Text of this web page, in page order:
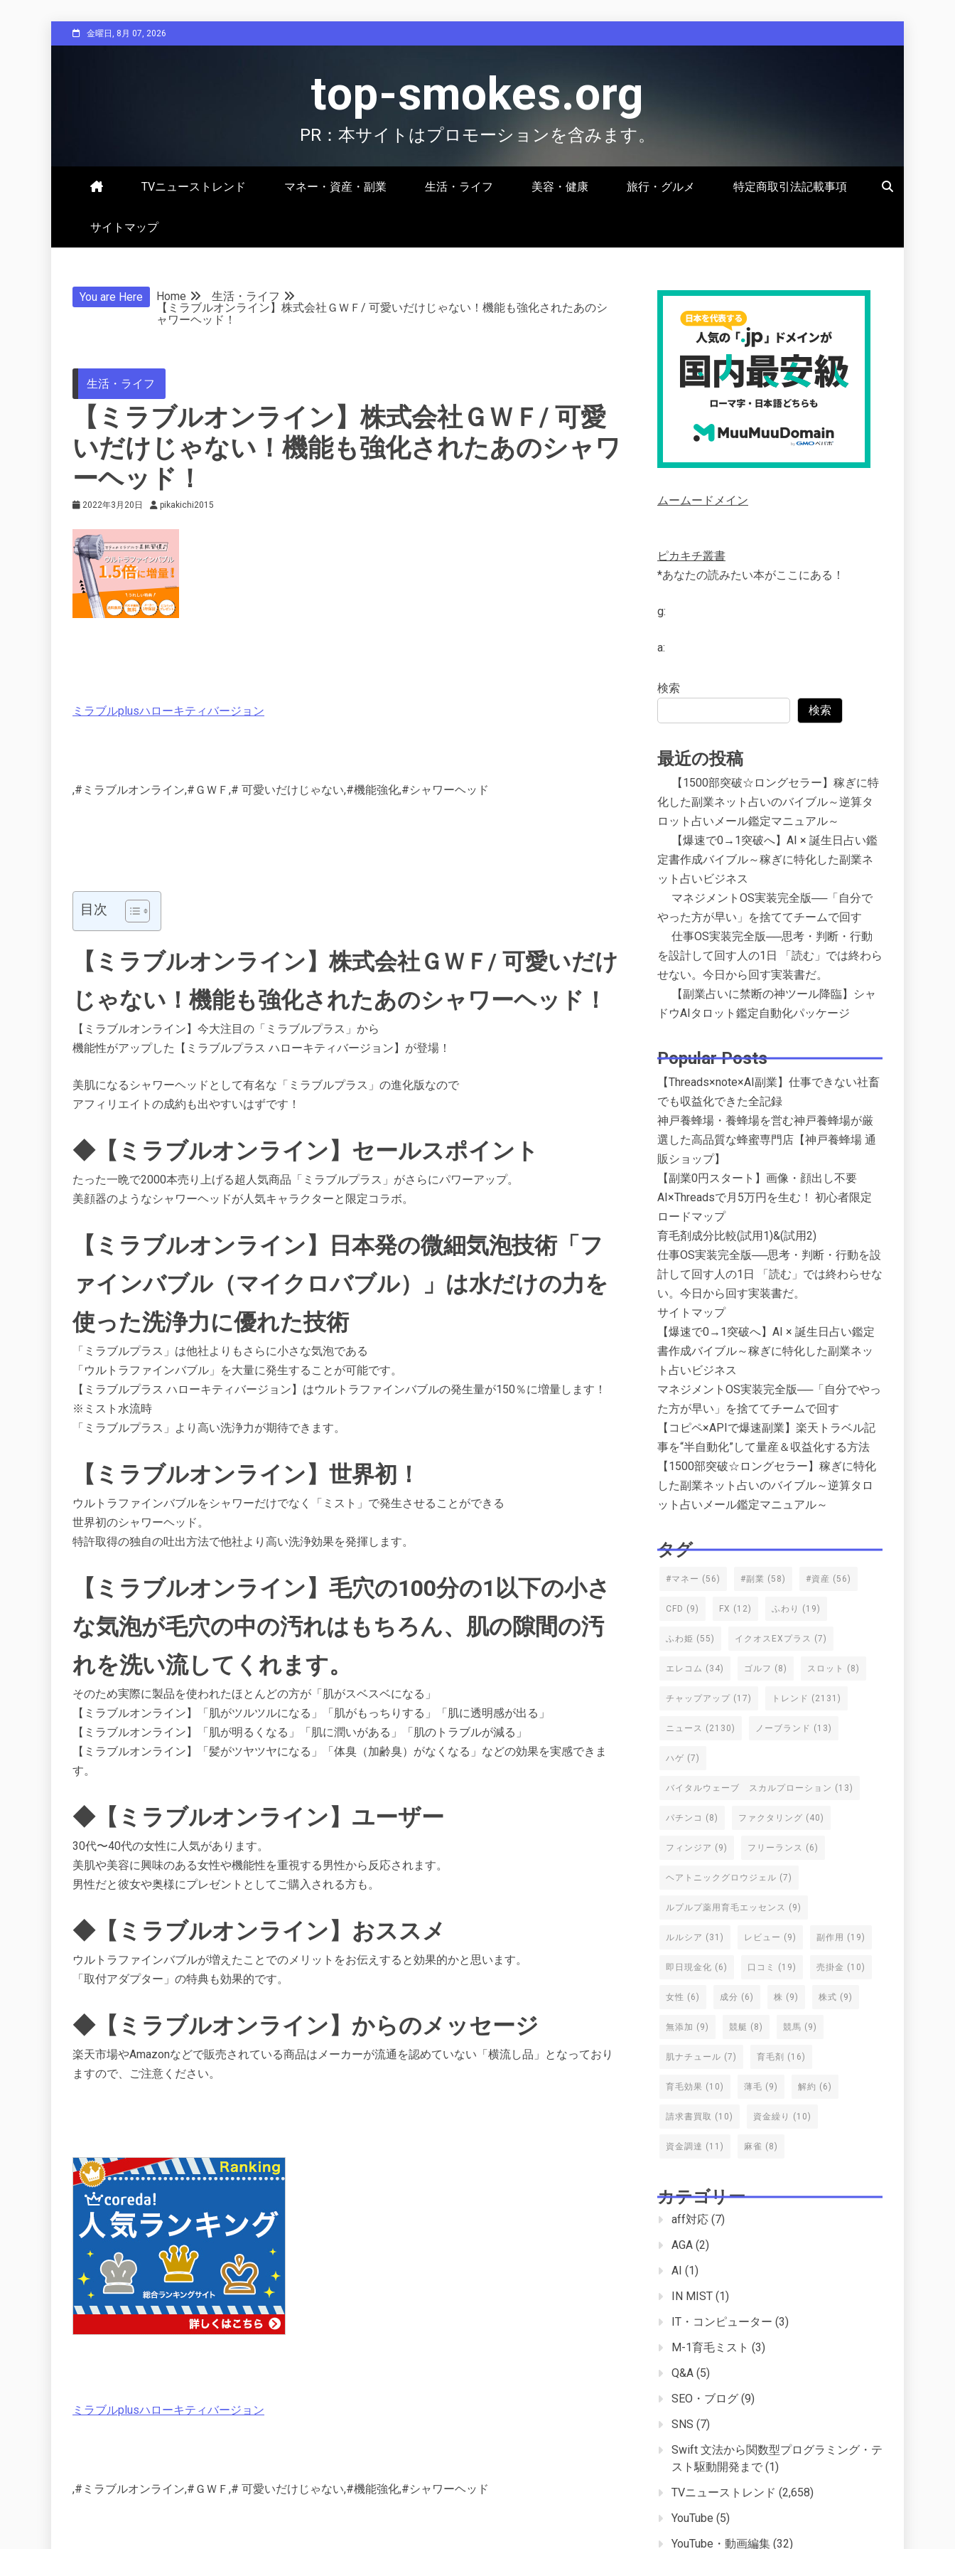
to
金曜日, 8月 07, 2026
top-smokes.org
PR：本サイトはプロモーションを含みます。
TVニューストレンド マネー・資産・副業 生活・ライフ 美容・健康 旅行・グルメ 特定商取引法記載事項
サイトマップ
You are Here Home
生活・ライフ
【ミラブルオンライン】株式会社ＧＷＦ/ 可愛いだけじゃない！機能も強化されたあのシ
ャワーヘッド！
生活・ライフ
【ミラブルオンライン】株式会社ＧＷＦ/ 可愛
いだけじゃない！機能も強化されたあのシャワ
ーヘッド！
2022年3月20日 pikakichi2015
ミラブルplusハローキティバージョン
,#ミラブルオンライン,#ＧＷＦ,# 可愛いだけじゃない,#機能強化,#シャワーヘッド
目次
【ミラブルオンライン】株式会社ＧＷＦ/ 可愛いだけ
じゃない！機能も強化されたあのシャワーヘッド！
【ミラブルオンライン】今大注目の「ミラブルプラス」から
機能性がアップした【ミラブルプラス ハローキティバージョン】が登場！
美肌になるシャワーヘッドとして有名な「ミラブルプラス」の進化版なので
アフィリエイトの成約も出やすいはずです！
◆【ミラブルオンライン】セールスポイント
たった一晩で2000本売り上げる超人気商品「ミラブルプラス」がさらにパワーアップ。
美顔器のようなシャワーヘッドが人気キャラクターと限定コラボ。
【ミラブルオンライン】日本発の微細気泡技術「フ
ァインバブル（マイクロバブル）」は水だけの力を
使った洗浄力に優れた技術
「ミラブルプラス」は他社よりもさらに小さな気泡である
「ウルトラファインバブル」を大量に発生することが可能です。
【ミラブルプラス ハローキティバージョン】はウルトラファインバブルの発生量が150％に増量します！
※ミスト水流時
「ミラブルプラス」より高い洗浄力が期待できます。
【ミラブルオンライン】世界初！
ウルトラファインバブルをシャワーだけでなく「ミスト」で発生させることができる
世界初のシャワーヘッド。
特許取得の独自の吐出方法で他社より高い洗浄効果を発揮します。
【ミラブルオンライン】毛穴の100分の1以下の小さ
な気泡が毛穴の中の汚れはもちろん、肌の隙間の汚
れを洗い流してくれます。
そのため実際に製品を使われたほとんどの方が「肌がスベスベになる」
【ミラブルオンライン】「肌がツルツルになる」「肌がもっちりする」「肌に透明感が出る」
【ミラブルオンライン】「肌が明るくなる」「肌に潤いがある」「肌のトラブルが減る」
【ミラブルオンライン】「髪がツヤツヤになる」「体臭（加齢臭）がなくなる」などの効果を実感できま
す。
◆【ミラブルオンライン】ユーザー
30代〜40代の女性に人気があります。
美肌や美容に興味のある女性や機能性を重視する男性から反応されます。
男性だと彼女や奥様にプレゼントとしてご購入される方も。
◆【ミラブルオンライン】おススメ
ウルトラファインバブルが増えたことでのメリットをお伝えすると効果的かと思います。
「取付アダプター」の特典も効果的です。
◆【ミラブルオンライン】からのメッセージ
楽天市場やAmazonなどで販売されている商品はメーカーが流通を認めていない「横流し品」となっており
ますので、ご注意ください。
ミラブルplusハローキティバージョン
,#ミラブルオンライン,#ＧＷＦ,# 可愛いだけじゃない,#機能強化,#シャワーヘッド
ムームードメイン
ピカキチ叢書
*あなたの読みたい本がここにある！
g:
a:
検索
検索
最近の投稿
【1500部突破☆ロングセラー】稼ぎに特
化した副業ネット占いのバイブル～逆算タ
ロット占いメール鑑定マニュアル～
【爆速で0→1突破へ】AI × 誕生日占い鑑
定書作成バイブル～稼ぎに特化した副業ネ
ット占いビジネス
マネジメントOS実装完全版──「自分で
やった方が早い」を捨ててチームで回す
仕事OS実装完全版──思考・判断・行動
を設計して回す人の1日 「読む」では終わら
せない。今日から回す実装書だ。
【副業占いに禁断の神ツール降臨】シャ
ドウAIタロット鑑定自動化パッケージ
Popular Posts
【Threads×note×AI副業】仕事できない社畜
でも収益化できた全記録
神戸養蜂場・養蜂場を営む神戸養蜂場が厳
選した高品質な蜂蜜専門店【神戸養蜂場 通
販ショップ】
【副業0円スタート】画像・顔出し不要
AI×Threadsで月5万円を生む！ 初心者限定
ロードマップ
育毛剤成分比較(試用1)&(試用2)
仕事OS実装完全版──思考・判断・行動を設
計して回す人の1日 「読む」では終わらせな
い。今日から回す実装書だ。
サイトマップ
【爆速で0→1突破へ】AI × 誕生日占い鑑定
書作成バイブル～稼ぎに特化した副業ネッ
ト占いビジネス
マネジメントOS実装完全版──「自分でやっ
た方が早い」を捨ててチームで回す
【コピペ×APIで爆速副業】楽天トラベル記
事を“半自動化”して量産＆収益化する方法
【1500部突破☆ロングセラー】稼ぎに特化
した副業ネット占いのバイブル～逆算タロ
ット占いメール鑑定マニュアル～
タグ
#マネー (56) #副業 (58) #資産 (56)
CFD (9) FX (12) ふわり (19)
ふわ姫 (55) イクオスEXプラス (7)
エレコム (34) ゴルフ (8) スロット (8)
チャップアップ (17) トレンド (2131)
ニュース (2130) ノーブランド (13)
ハゲ (7)
バイタルウェーブ スカルプローション (13)
パチンコ (8) ファクタリング (40)
フィンジア (9) フリーランス (6)
ヘアトニックグロウジェル (7)
ルプルプ薬用育毛エッセンス (9)
ルルシア (31) レビュー (9) 副作用 (19)
即日現金化 (6) 口コミ (19) 売掛金 (10)
女性 (6) 成分 (6) 株 (9) 株式 (9)
無添加 (9) 競艇 (8) 競馬 (9)
肌ナチュール (7) 育毛剤 (16)
育毛効果 (10) 薄毛 (9) 解約 (6)
請求書買取 (10) 資金繰り (10)
資金調達 (11) 麻雀 (8)
カテゴリー
aff対応 (7)
AGA (2)
AI (1)
IN MIST (1)
IT・コンピューター (3)
M-1育毛ミスト (3)
Q&A (5)
SEO・ブログ (9)
SNS (7)
Swift 文法から関数型プログラミング・テ
スト駆動開発まで (1)
TVニューストレンド (2,658)
YouTube (5)
YouTube・動画編集 (32)